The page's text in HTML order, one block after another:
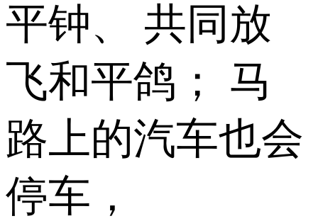
平钟、 共同放
飞和平鸽； 马
路上的汽车也会
停车，